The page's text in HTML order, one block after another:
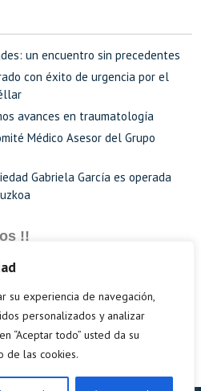
su experiencia de navegación,
personalizados y analizar
“Aceptar todo” usted da su
de las cookies.
un encuentro sin precedentes
con éxito de urgencia por el
avances en traumatología
Médico Asesor del Grupo
Gabriela García es operada
!!